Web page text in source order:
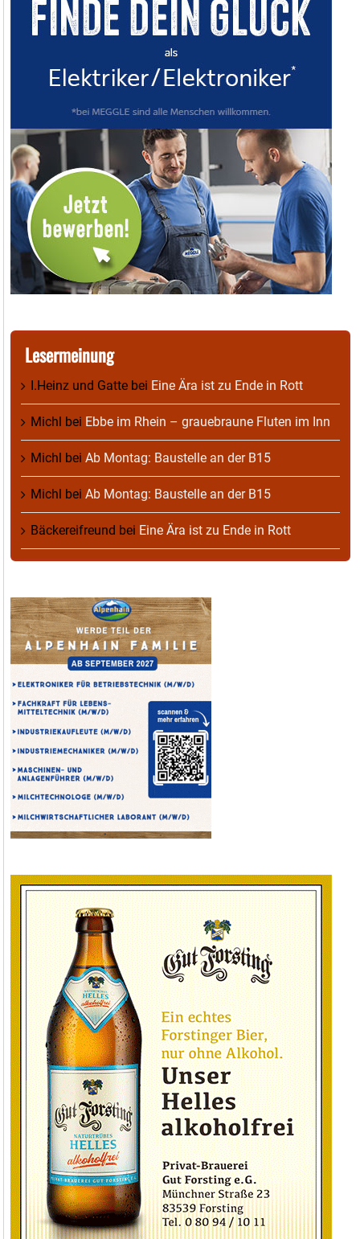
Lesermeinung
I.Heinz und Gatte bei Eine Ära ist zu Ende in Rott
Michl bei Ebbe im Rhein – grauebraune Fluten im Inn
Michl bei Ab Montag: Baustelle an der B15
Michl bei Ab Montag: Baustelle an der B15
Bäckereifreund bei Eine Ära ist zu Ende in Rott